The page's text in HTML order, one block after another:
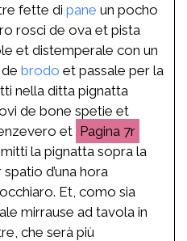
fette di pane un pocho
rosci de ova et pista
et distemperale con un
brodo et passale per la
nella ditta pignatta
de bone spetie et
et
7r
la pignatta sopra la
d’una hora
Et, como sia
mirrause ad tavola in
che serà più